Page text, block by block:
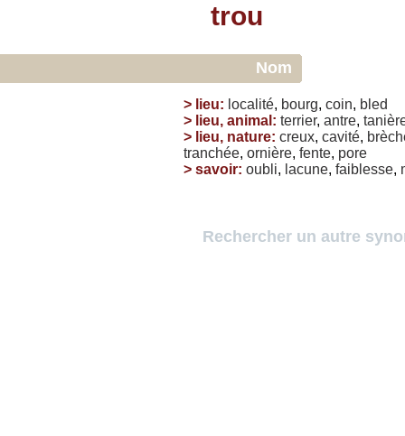
trou
Nom
> lieu: localité, bourg, coin, bled
> lieu, animal : terrier, antre,
> lieu, nature: creux, cavité,
tranchée, ornière, fente, pore
> savoir: oubli, lacune, faiblesse,
Rechercher un autre